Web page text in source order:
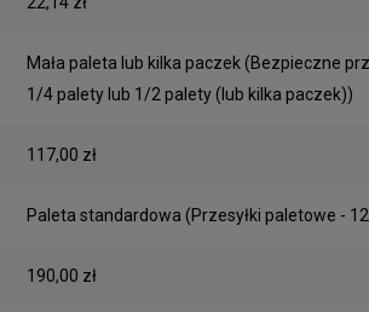
Mała paleta lub kilka paczek(Bezpieczne
1/4 palety lub 1/2 palety (lub kilka paczek))
117,00 zł
Paleta standardowa (Przesyłki paletowe -
190,00 zł